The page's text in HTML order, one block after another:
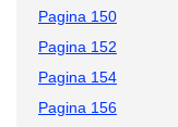
Pagina 150
Pagina 152
Pagina 154
Pagina 156